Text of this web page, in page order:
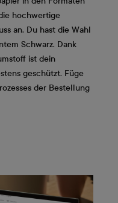
hochwertige
an. Du hast die Wahl
Schwarz. Dank
ist dein
geschützt. Füge
der Bestellung